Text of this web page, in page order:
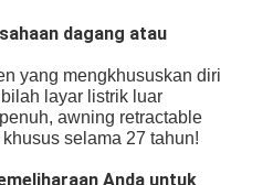
dagang atau
yang mengkhususkan diri
layar listrik luar
awning retractable
selama 27 tahun!
Anda untuk